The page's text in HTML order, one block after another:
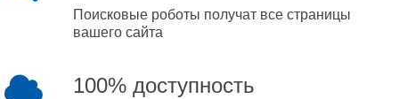
Поисковые роботы получат все страницы
вашего сайта
100% доступность